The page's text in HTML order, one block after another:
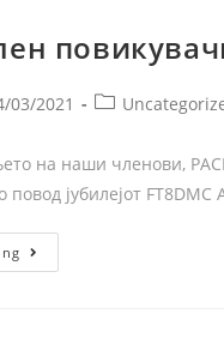
03/2021
на наши членови,
повод јубилејот